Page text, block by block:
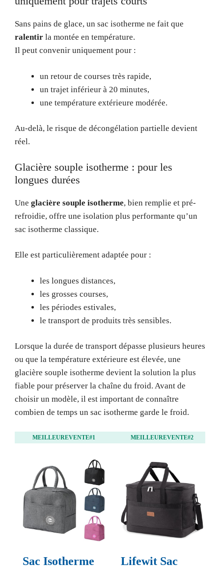
Sans pains de glace, un sac isotherme ne fait que
ralentir la montée en température.
Il peut convenir uniquement pour :
un retour de courses très rapide,
un trajet inférieur à 20 minutes,
une température extérieure modérée.
Au-delà, le risque de décongélation partielle devient
réel.
Glacière souple isotherme : pour les
longues durées
Une glacière souple isotherme, bien remplie et pré-
refroidie, offre une isolation plus performante qu’un
sac isotherme classique.
Elle est particulièrement adaptée pour :
les longues distances,
les grosses courses,
les périodes estivales,
le transport de produits très sensibles.
Lorsque la durée de transport dépasse plusieurs heures
ou que la température extérieure est élevée, une
glacière souple isotherme devient la solution la plus
fiable pour préserver la chaîne du froid. Avant de
choisir un modèle, il est important de connaître
combien de temps un sac isotherme garde le froid.
MEILLEUREVENTE#1
Sac Isotherme
MEILLEUREVENTE#2
Lifewit Sac